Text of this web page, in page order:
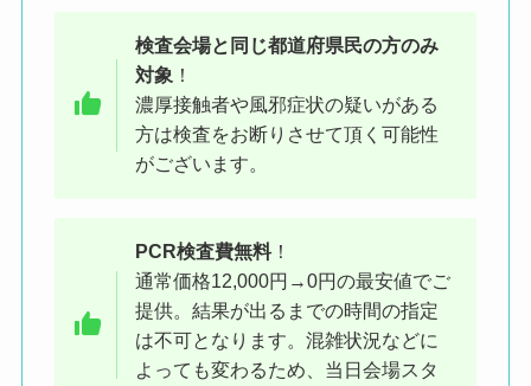
ケバブ屋と同じ建物の、隣にある
のが検査会場です
検査会場と同じ都道府県民の方のみ
対象 ！
濃厚接触者や風邪症状の疑いがある
方は検査をお断りさせて頂く可能性
がございます。
PCR検査費無料！
通常価格12,000円→0円の最安値でご
提供。結果が出るまでの時間の指定
は不可となります。混雑状況などに
よっても変わるため、当日会場スタ